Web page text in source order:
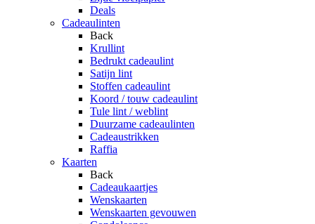
Deals
Cadeaulinten
Back
Krullint
Bedrukt cadeaulint
Satijn lint
Stoffen cadeaulint
Koord / touw cadeaulint
Tule lint / weblint
Duurzame cadeaulinten
Cadeaustrikken
Raffia
Kaarten
Back
Cadeaukaartjes
Wenskaarten
Wenskaarten gevouwen